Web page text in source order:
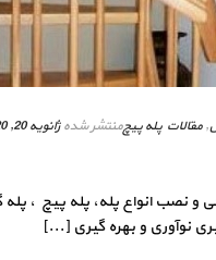
,مقالات پله پیچمنتشر شده ژانویه 20, 2020
و نصب انواع پله، پله پیچ ،
نوآوری و بهره گیری [...]